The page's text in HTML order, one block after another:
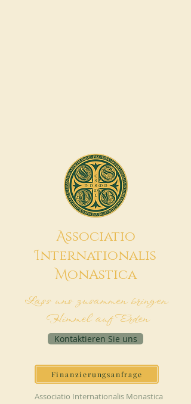
Associatio
Internationalis
MonAstica
Lass uns zusammen bringen
Himmel auf Erden
Kontaktieren Sie uns
Finanzierungsanfrage
Associatio Internationalis Monastica